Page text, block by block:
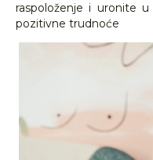
raspoloženje i uronite
pozitivne trudnoće